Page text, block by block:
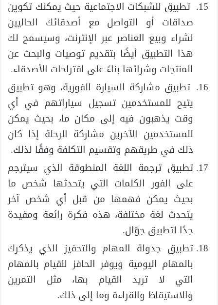
تطبيق للشبكات الاجتماعية حيث يمكنك تكوين
صداقات أو التواصل مع أصدقائك الحاليين
لشراء وبيع العناصر عبر الإنترنت، وسيسمح لك
هذا التطبيق أيضًا بتقديم توصيات والبحث عن
المنتجات وشرائها بناءً على اقتراحات الأصدقاء.
تطبيق مشاركة السيارة الفورية، وهو تطبيق
يتيح للمستخدمين تسجيل سياراتهم في أي
وقت يذهبون فيه إلى مكان ما، بحيث يمكن
للمستخدمين الآخرين مشاركة الرحلة إذا كان
ذلك في طريقهم وتقسيم التكلفة وفقًا لذلك.
تطبيق ترجمة اللغة المنطوقة الذي سيترجم
على الفور الكلمات التي يتحدثها شخص ما
بحيث يمكن فهمها من قبل أي شخص آخر
يتحدث لغة مختلفة، هذه فكرة رائعة ومفيدة
جدًا لتطبيق جوّال.
تطبيق جدولة المهام والتحفيز الذي يذكرك
بالمهام اليومية ويوفر الحافز للقيام بالمهام
التي لا تريد القيام بها، مثل التمرين
والاستيقاظ والقراءة وما إلى ذلك.